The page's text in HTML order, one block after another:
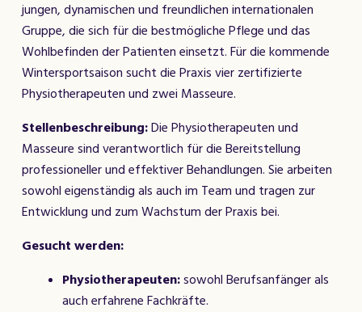
jungen, dynamischen und freundlichen internationalen
Gruppe, die sich für die bestmögliche Pflege und das
Wohlbefinden der Patienten einsetzt. Für die kommende
Wintersportsaison sucht die Praxis vier zertifizierte
Physiotherapeuten und zwei Masseure.
Stellenbeschreibung:Die Physiotherapeuten und
Masseure sind verantwortlich für die Bereitstellung
professioneller und effektiver Behandlungen. Sie arbeiten
sowohl eigenständig als auch im Team und tragen zur
Entwicklung und zum Wachstum der Praxis bei.
Gesucht werden:
Physiotherapeuten:sowohl Berufsanfänger als
auch erfahrene Fachkräfte.